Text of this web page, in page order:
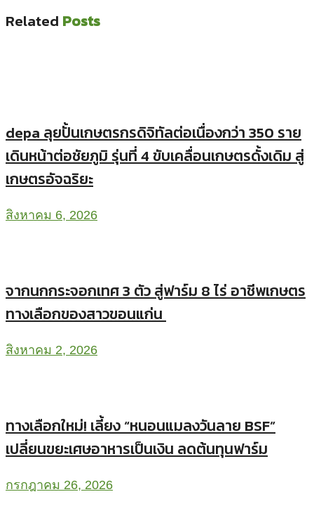
Related Posts
depa ลุยปั้นเกษตรกรดิจิทัลต่อเนื่องกว่า 350 ราย
เดินหน้าต่อชัยภูมิ รุ่นที่ 4 ขับเคลื่อนเกษตรดั้งเดิม สู่
เกษตรอัจฉริยะ
สิงหาคม 6, 2026
จากนกกระจอกเทศ 3 ตัว สู่ฟาร์ม 8 ไร่ อาชีพเกษตร
ทางเลือกของสาวขอนแก่น
สิงหาคม 2, 2026
ทางเลือกใหม่! เลี้ยง “หนอนแมลงวันลาย BSF”
เปลี่ยนขยะเศษอาหารเป็นเงิน ลดต้นทุนฟาร์ม
กรกฎาคม 26, 2026